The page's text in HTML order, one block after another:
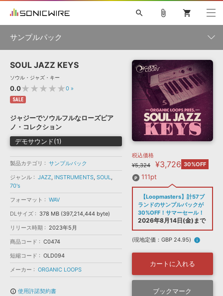
ソフト音源 »
プラグイン・エフェクト »
サンプルパック »
ソフトウェア／ツール »
DAW »
効果音 »
BGM »
特集 »
ニュースレター »
SONICWIREブログ »
製品サポート情報 »
DTMガイド »
FAQ »
お問い合わせ »
音楽カード
楽曲配信流通 サービス
無償のサウンド管理ソフト
次世代型 ボーカル・エディタ
search
初音ミク NT 鏡音リン・レン V4X 巡音ルカ V4X
MEIKO V3
KAITO V3
TOONTRACK
SPITFIRE AUDIO
VIENNA
EZ DRUMMER 3
ライセンスフリーBGM
ボーカル抜き出し
DUBSTEP
ELECTRONICA
EDM TRANCE MUTANT
ROUTER.FM
ソフト音源 プラグイン・エフェクト
ソフトウェア／ツール 効果音
attach_file shopping_cart
サンプルパック
製品一覧
メーカー
フォーマット
ランキング
SOUL JAZZ KEYS
ソウル・ジャズ・キー
0.0★★★★★0 »
SALE
ジャジーでソウルフルなローズピア
ノ・コレクション
デモサウンド(1)
製品カテゴリ
サンプルパック
ジャンル
JAZZ, INSTRUMENTS, SOUL,
70's
フォーマット
WAV
DLサイズ
378 MB (397,214,444 byte)
リリース時期
2023年5月
商品コード
C0474
短縮コード
OLD094
メーカー
ORGANIC LOOPS
info_outline 使用許諾契約書
税込価格
¥5,324
¥3,726 30%OFF
111pt
【Loopmasters】計57ブ
ランドのサンプルパックが
30%OFF！サマーセール！
2026年8月14日(金)まで
(現地定価：GBP 24.95) info
カートに入れる
ブックマーク